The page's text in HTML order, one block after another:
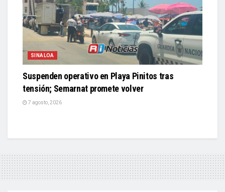
SINALOA
Suspenden operativo en Playa Pinitos tras
tensión; Semarnat promete volver
7 agosto, 2026